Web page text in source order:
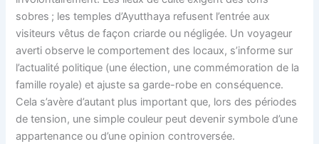
sobres ; les temples d’Ayutthaya refusent l’entrée aux
visiteurs vêtus de façon criarde ou négligée. Un voyageur
averti observe le comportement des locaux, s’informe sur
l’actualité politique (une élection, une commémoration de la
famille royale) et ajuste sa garde-robe en conséquence.
Cela s’avère d’autant plus important que, lors des périodes
de tension, une simple couleur peut devenir symbole d’une
appartenance ou d’une opinion controversée.